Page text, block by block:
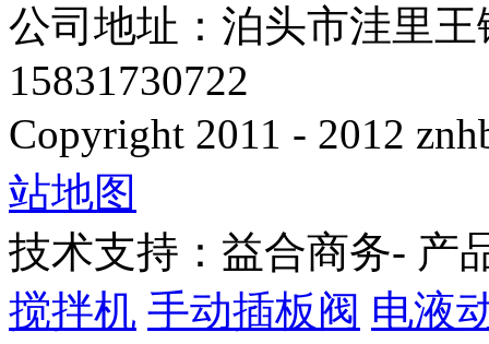
公司地址：泊头市洼里
15831730722
Copyright 2011 - 2012
站地图
技术支持：益合商务- 产
搅拌机 手动插板阀 电液